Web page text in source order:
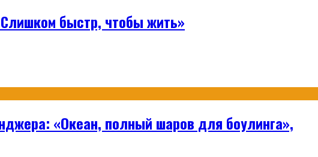
быстр, чтобы жить»
«Океан, полный шаров для боулинга»,